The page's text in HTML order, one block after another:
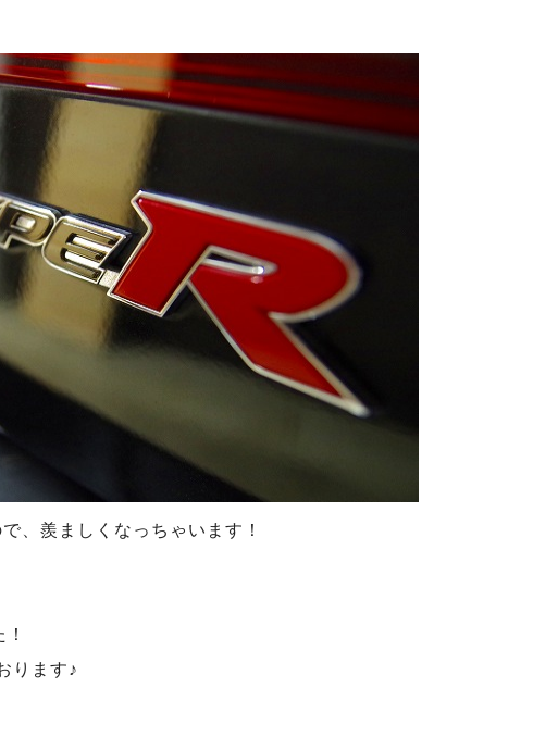
、羨ましくなっちゃいます！
ります♪